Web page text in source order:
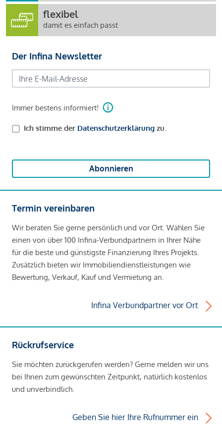
flexibel
damit es einfach passt
Der Infina Newsletter
Immer bestens informiert!
Ich stimme der Datenschutzerklärung zu.
Abonnieren
Termin vereinbaren
Wir beraten Sie gerne persönlich und vor Ort. Wählen Sie
einen von über 100 Infina-Verbundpartnern in Ihrer Nähe
für die beste und günstigste Finanzierung Ihres Projekts.
Zusätzlich bieten wir Immobiliendienstleistungen wie
Bewertung, Verkauf, Kauf und Vermietung an.
Infina Verbundpartner vor Ort
Rückrufservice
Sie möchten zurückgerufen werden? Gerne melden wir uns
bei Ihnen zum gewünschten Zeitpunkt, natürlich kostenlos
und unverbindlich.
Geben Sie hier Ihre Rufnummer ein